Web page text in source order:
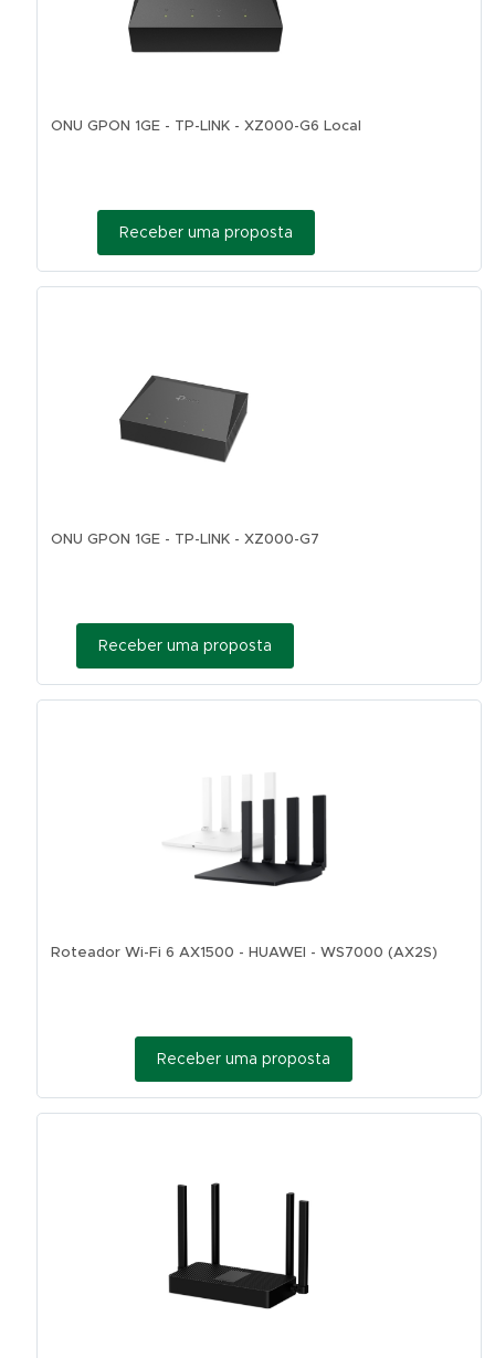
ONU GPON 1GE - TP-LINK - XZ000-G6 Local
Receber uma proposta
ONU GPON 1GE - TP-LINK - XZ000-G7
Receber uma proposta
Roteador Wi-Fi 6 AX1500 - HUAWEI - WS7000 (AX2S)
Receber uma proposta